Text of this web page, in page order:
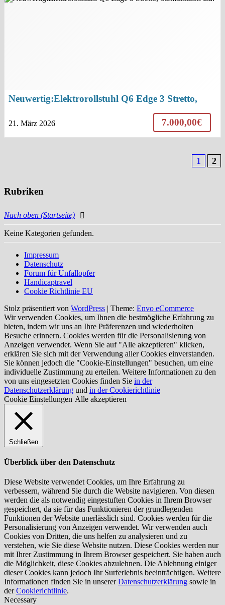
Neuwertig:Elektrorollstuhl Q6 Edge 3 Stretto,
21. März 2026 7.000,00€
1 2
Rubriken
Nach oben (Startseite)
Keine Kategorien gefunden.
Impressum
Datenschutz
Forum für Unfallopfer
Handicaptravel
Cookie Richtlinie EU
Stolz präsentiert von WordPress | Theme: Envo eCommerce
Wir verwenden Cookies, um Ihnen die bestmögliche Erfahrung zu
bieten, indem wir uns an Ihre Präferenzen und wiederholten
Besuche erinnern. Cookies werden für die Personalisierung von
Anzeigen verwendet. Wenn Sie auf "Alle akzeptieren" klicken,
erklären Sie sich mit der Verwendung aller Cookies einverstanden.
Sie können jedoch die "Cookie-Einstellungen" besuchen, um eine
individuelle Zustimmung zu erteilen. Weitere Informationen zu den
von uns eingesetzten Cookies finden Sie in der
Datenschutzerklärung und in der Cookierichtlinie
Cookie Einstellungen Alle akzeptieren
Schließen
Überblick über den Datenschutz
Diese Website verwendet Cookies, um Ihre Erfahrung zu
verbessern, während Sie durch die Website navigieren. Von diesen
werden die als notwendig eingestuften Cookies in Ihrem Browser
gespeichert, da sie für das Funktionieren der grundlegenden
Funktionen der Website unerlässlich sind. Cookies werden für die
Personalisierung von Anzeigen verwendet. Wir verwenden auch
Cookies von Dritten, die uns helfen zu analysieren und zu
verstehen, wie Sie diese Website nutzen. Diese Cookies werden nur
mit Ihrer Zustimmung in Ihrem Browser gespeichert. Sie haben auch
die Möglichkeit, diese Cookies abzulehnen. Die Ablehnung einiger
dieser Cookies kann jedoch Ihr Surferlebnis beeinträchtigen. Weitere
Informationen finden Sie in unsererDatenschutzerklärung sowie in
derCookierichtlinie.
Necessary